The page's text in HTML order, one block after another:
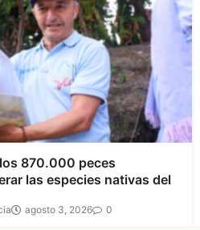
870.000 peces
las especies nativas del
agosto 3, 2026 0